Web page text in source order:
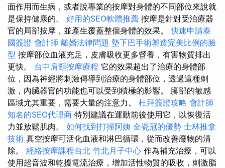
面作用而生病，或者說專業的按摩對身體的不同部位來說就
是保持健康的。 好用的SEO軟體推薦 按摩是針對受治療器
官的局部按摩，並產生覆蓋整個身體的效果。快速申請泰
國簽證 會計師 離婚法律問題 墊下巴手術塑造完美比例的臉
型 按摩部位血液充足，皮膚吸收更多營養，有害物質排出
更快。 台中肩頸按摩療程 它的效果超出了治療的身體部
位，因為神經將刺激傳導到治療的身體部位，透過這種刺
激，內臟器官的功能也可以受到積極的影響。 腳部的敏感
區域尤其重要，需要大量的注意力。 杜拜簽證攻略 會計師
知名的SEO代理商 特別建議在運動前後使用它，以恢復活
力並放鬆肌肉。 如何找到打掃阿姨 全瓷冠的優勢 士林推拿
技術 真空按摩可活化血液和淋巴循環，從而改善廢物的清
除。 經絡按摩課程台北 竹北月子中心 作為補充治療，可以
使用超音波和乾擾電流治療，增加活性物質的吸收，刺激脂